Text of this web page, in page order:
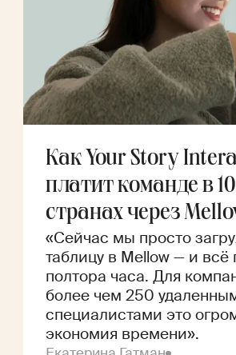
Как Your Story
платит команде в 10
странах через
«Сейчас мы просто
таблицу в Mellow — и всё
полтора часа. Для
более чем 250
специалистами это
экономия времени».